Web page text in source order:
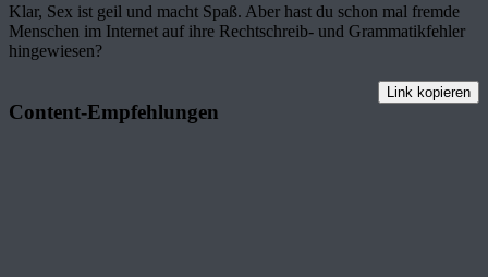
Klar, Sex ist geil und macht Spaß. Aber hast du schon mal fremde
Menschen im Internet auf ihre Rechtschreib- und Grammatikfehler
hingewiesen?
Link kopieren
Content-Empfehlungen